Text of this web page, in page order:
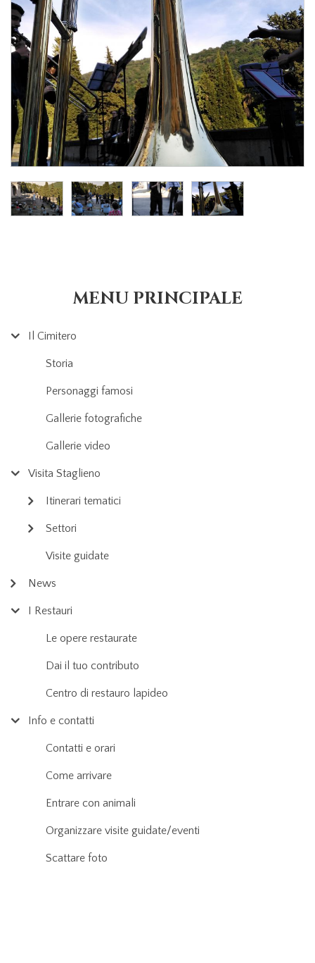
MENU PRINCIPALE
Il Cimitero
Storia
Personaggi famosi
Gallerie fotografiche
Gallerie video
Visita Staglieno
Itinerari tematici
Settori
Visite guidate
News
I Restauri
Le opere restaurate
Dai il tuo contributo
Centro di restauro lapideo
Info e contatti
Contatti e orari
Come arrivare
Entrare con animali
Organizzare visite guidate/eventi
Scattare foto